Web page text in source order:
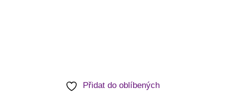
Přidat do oblíbených